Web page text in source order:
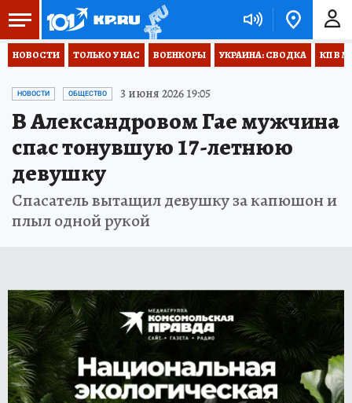
НОВОСТИ ТОЛЬКО У НАС ВОЕНКОРЫ УКРАИНА: СВОДКА КП В
НОВОСТИ ОБЩЕСТВО 3 июня 2026 19:05
В Александровом Гае мужчина
спас тонувшую 17-летнюю
девушку
Спасатель вытащил девушку за капюшон и
плыл одной рукой